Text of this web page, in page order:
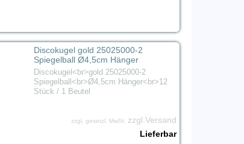
Discokugel gold 25025000-2
Spiegelball Ø4,5cm Hänger
Discokugel<br>gold 25025000-2
Spiegelball<br>Ø4,5cm Hänger<br>12
Stück / 1 Beutel
zzgl. gesetzl. MwSt. zzgl.Versand
Lieferbar